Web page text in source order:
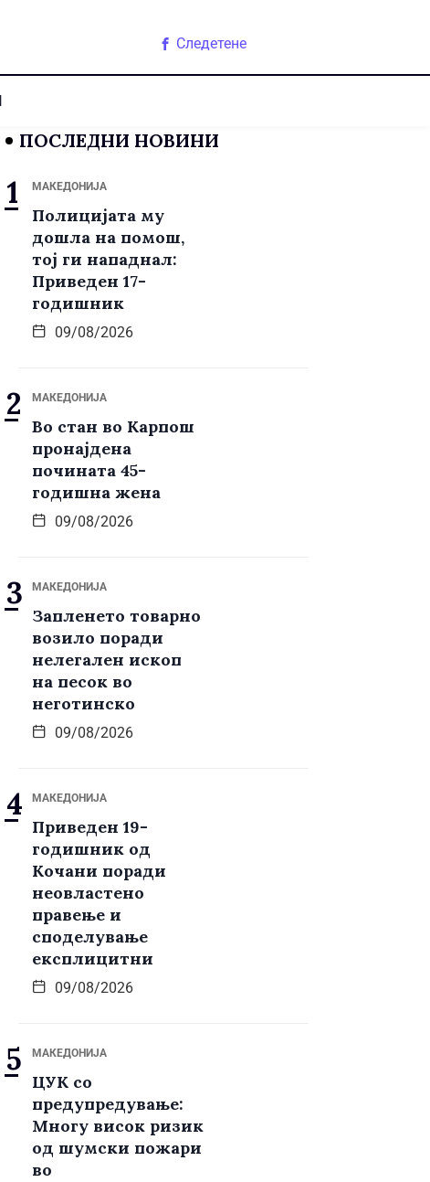
Следетене
ПОСЛЕДНИ НОВИНИ
МАКЕДОНИЈА
Полицијата му
дошла на помош,
тој ги нападнал:
Приведен 17-
годишник
09/08/2026
МАКЕДОНИЈА
Во стан во Карпош
пронајдена
почината 45-
годишна жена
09/08/2026
МАКЕДОНИЈА
Запленето товарно
возило поради
нелегален ископ
на песок во
неготинско
09/08/2026
МАКЕДОНИЈА
Приведен 19-
годишник од
Кочани поради
неовластено
правење и
споделување
експлицитни
09/08/2026
МАКЕДОНИЈА
ЦУК со
предупредување:
Многу висок ризик
од шумски пожари
во